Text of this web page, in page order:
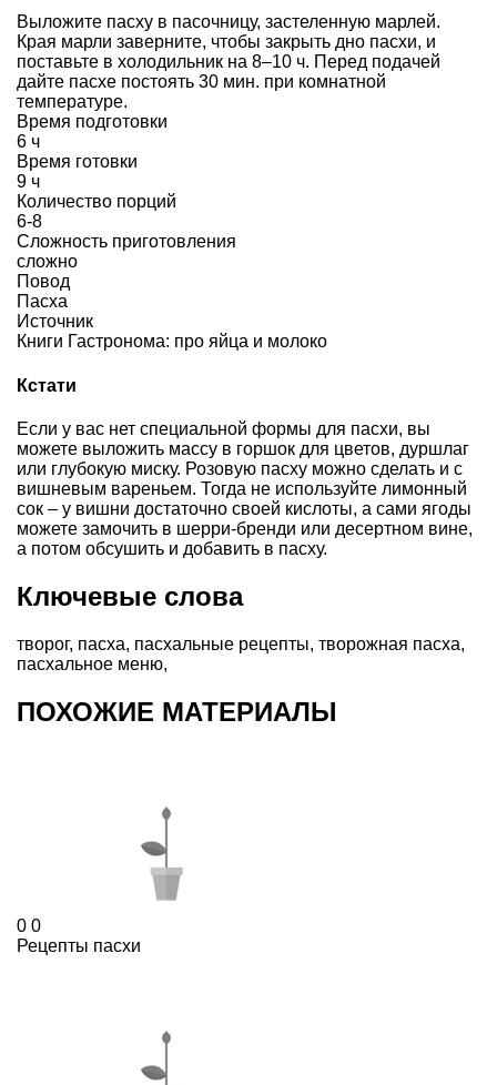
Выложите пасху в пасочницу, застеленную марлей.
Края марли заверните, чтобы закрыть дно пасхи, и
поставьте в холодильник на 8–10 ч. Перед подачей
дайте пасхе постоять 30 мин. при комнатной
температуре.
Время подготовки
6 ч
Время готовки
9 ч
Количество порций
6-8
Сложность приготовления
сложно
Повод
Пасха
Источник
Книги Гастронома: про яйца и молоко
Кстати
Если у вас нет специальной формы для пасхи, вы
можете выложить массу в горшок для цветов, дуршлаг
или глубокую миску. Розовую пасху можно сделать и с
вишневым вареньем. Тогда не используйте лимонный
сок – у вишни достаточно своей кислоты, а сами ягоды
можете замочить в шерри-бренди или десертном вине,
а потом обсушить и добавить в пасху.
Ключевые слова
творог, пасха, пасхальные рецепты, творожная пасха,
пасхальное меню,
ПОХОЖИЕ МАТЕРИАЛЫ
0 0
Рецепты пасхи